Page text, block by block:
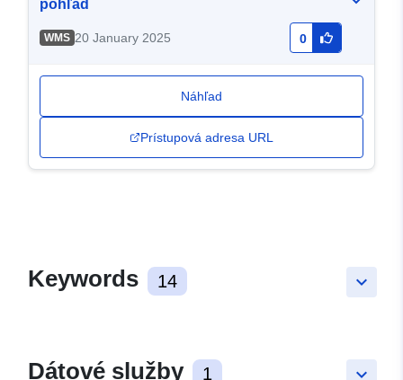
pohľad
WMS 20 January 2025 0
Náhľad
Prístupová adresa URL
keyboard_arrow_down
Keywords 14
keyboard_arrow_down
Dátové služby 1